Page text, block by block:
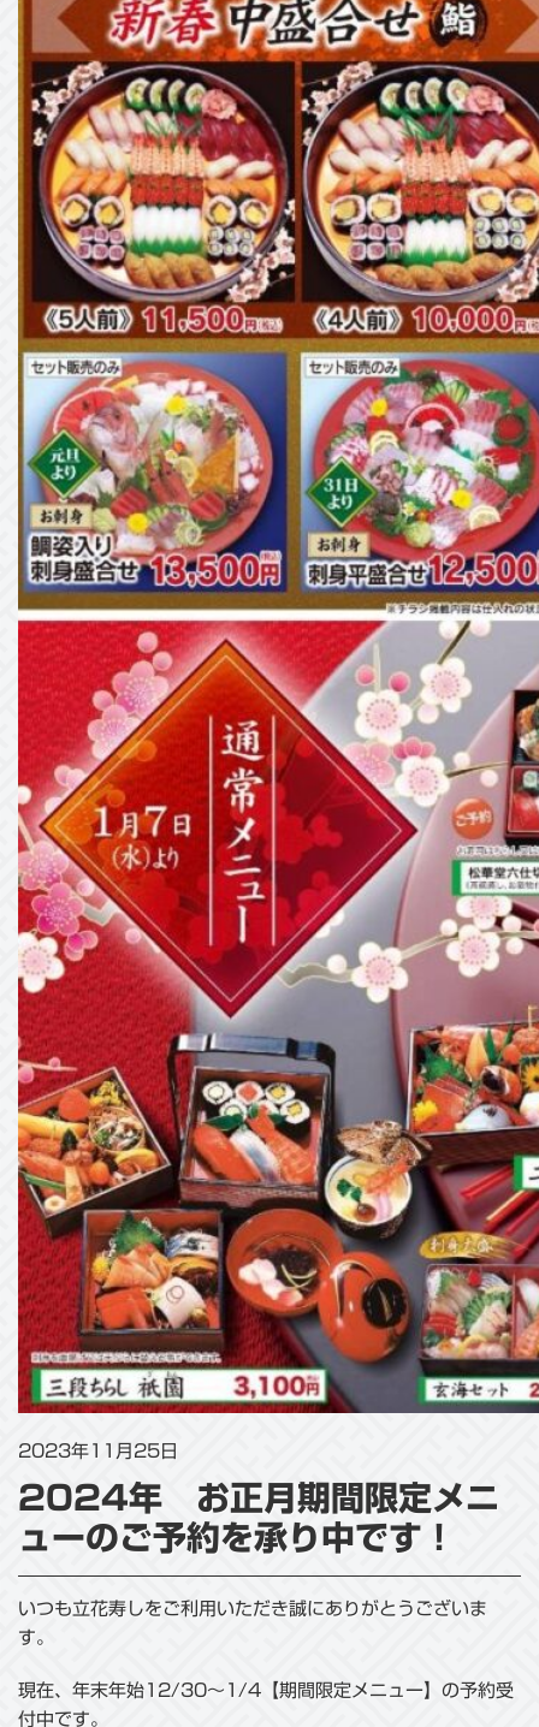
2023年11月25日
2024年 お正月期間限定メニ
ューのご予約を承り中です！
いつも立花寿しをご利用いただき誠にありがとうございま
す。
現在、年末年始12/30～1/4【期間限定メニュー】の予約受
付中です。